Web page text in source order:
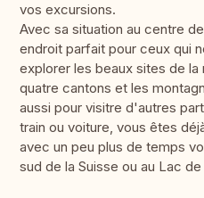
vos excursions.
Avec sa situation au centre
endroit parfait pour ceux qui
explorer les beaux sites de
quatre cantons et les
aussi pour visitre d'autres
train ou voiture, vous êtes
avec un peu plus de temps
sud de la Suisse ou au Lac